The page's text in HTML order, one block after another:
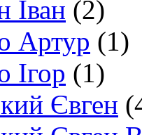
Іван (2)
Артур (1)
Ігор (1)
Євген